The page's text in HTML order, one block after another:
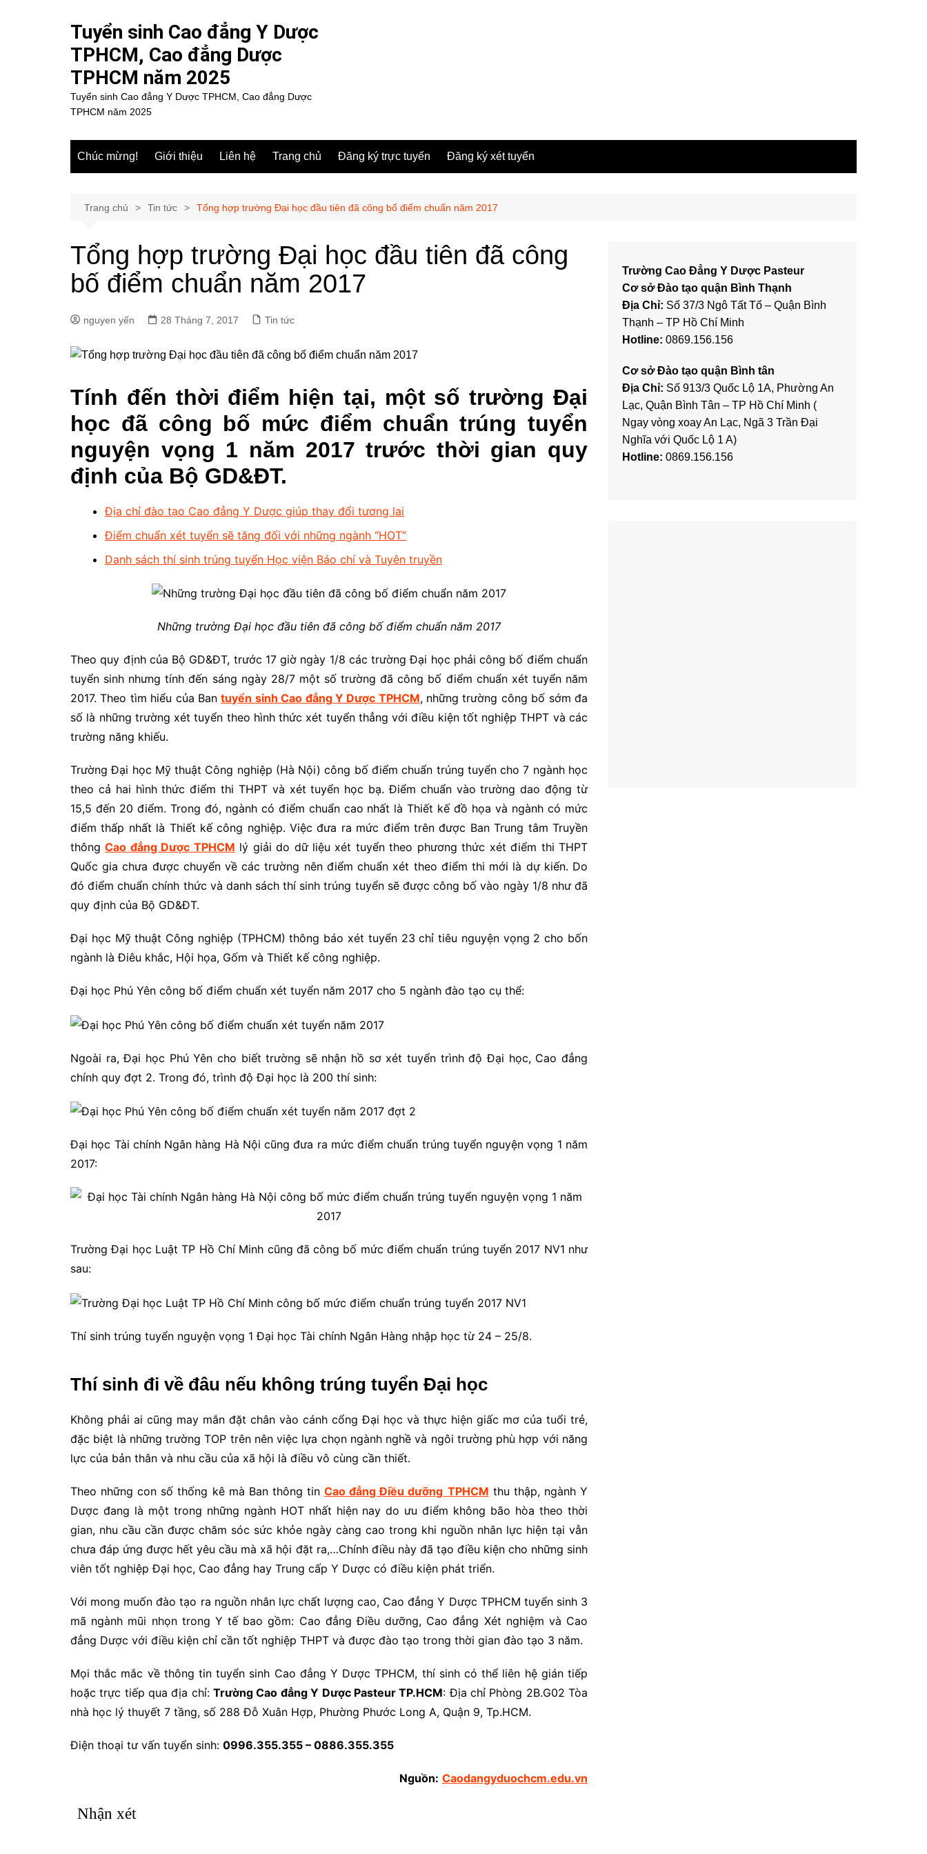
Tuyển sinh Cao đẳng Y Dược
TPHCM, Cao đẳng Dược
TPHCM năm 2025
Tuyển sinh Cao đẳng Y Dược TPHCM, Cao đẳng Dược
TPHCM năm 2025
Chúc mừng! Giới thiệu Liên hệ Trang chủ Đăng ký trực tuyến Đăng ký xét tuyển
Trang chủ Tin tức Tổng hợp trường Đại học đầu tiên đã công bố điểm chuẩn năm 2017
Tổng hợp trường Đại học đầu tiên đã công
bố điểm chuẩn năm 2017
nguyen yến 28 Tháng 7, 2017 Tin tức
Tính đến thời điểm hiện tại, một số trường Đại
học đã công bố mức điểm chuẩn trúng tuyển
nguyện vọng 1 năm 2017 trước thời gian quy
định của Bộ GD&ĐT.
Địa chỉ đào tạo Cao đẳng Y Dược giúp thay đổi tương lai
Điểm chuẩn xét tuyển sẽ tăng đối với những ngành “HOT”
Danh sách thí sinh trúng tuyển Học viện Báo chí và Tuyên truyền
Những trường Đại học đầu tiên đã công bố điểm chuẩn năm 2017
Theo quy định của Bộ GD&ĐT, trước 17 giờ ngày 1/8 các trường Đại học phải công bố điểm chuẩn
tuyển sinh nhưng tính đến sáng ngày 28/7 một số trường đã công bố điểm chuẩn xét tuyển năm
2017. Theo tìm hiểu của Bantuyển sinh Cao đẳng Y Dược TPHCM, những trường công bố sớm đa
số là những trường xét tuyển theo hình thức xét tuyển thẳng với điều kiện tốt nghiệp THPT và các
trường năng khiếu.
Trường Đại học Mỹ thuật Công nghiệp (Hà Nội) công bố điểm chuẩn trúng tuyển cho 7 ngành học
theo cả hai hình thức điểm thi THPT và xét tuyển học bạ. Điểm chuẩn vào trường dao động từ
15,5 đến 20 điểm. Trong đó, ngành có điểm chuẩn cao nhất là Thiết kế đồ họa và ngành có mức
điểm thấp nhất là Thiết kế công nghiệp. Việc đưa ra mức điểm trên được Ban Trung tâm Truyền
thôngCao đẳng Dược TPHCM lý giải do dữ liệu xét tuyển theo phương thức xét điểm thi THPT
Quốc gia chưa được chuyển về các trường nên điểm chuẩn xét theo điểm thi mới là dự kiến. Do
đó điểm chuẩn chính thức và danh sách thí sinh trúng tuyển sẽ được công bố vào ngày 1/8 như đã
quy định của Bộ GD&ĐT.
Đại học Mỹ thuật Công nghiệp (TPHCM) thông báo xét tuyển 23 chỉ tiêu nguyện vọng 2 cho bốn
ngành là Điêu khắc, Hội họa, Gốm và Thiết kế công nghiệp.
Đại học Phú Yên công bố điểm chuẩn xét tuyển năm 2017 cho 5 ngành đào tạo cụ thể:
Ngoài ra, Đại học Phú Yên cho biết trường sẽ nhận hồ sơ xét tuyển trình độ Đại học, Cao đẳng
chính quy đợt 2. Trong đó, trình độ Đại học là 200 thí sinh:
Đại học Tài chính Ngân hàng Hà Nội cũng đưa ra mức điểm chuẩn trúng tuyển nguyện vọng 1 năm
2017:
Trường Đại học Luật TP Hồ Chí Minh cũng đã công bố mức điểm chuẩn trúng tuyển 2017 NV1 như
sau:
Thí sinh trúng tuyển nguyện vọng 1 Đại học Tài chính Ngân Hàng nhập học từ 24 – 25/8.
Thí sinh đi về đâu nếu không trúng tuyển Đại học
Không phải ai cũng may mắn đặt chân vào cánh cổng Đại học và thực hiện giấc mơ của tuổi trẻ,
đặc biệt là những trường TOP trên nên việc lựa chọn ngành nghề và ngôi trường phù hợp với năng
lực của bản thân và nhu cầu của xã hội là điều vô cùng cần thiết.
Theo những con số thống kê mà Ban thông tinCao đẳng Điều dưỡng TPHCM thu thập, ngành Y
Dược đang là một trong những ngành HOT nhất hiện nay do ưu điểm không bão hòa theo thời
gian, nhu cầu cần được chăm sóc sức khỏe ngày càng cao trong khi nguồn nhân lực hiện tại vẫn
chưa đáp ứng được hết yêu cầu mà xã hội đặt ra,…Chính điều này đã tạo điều kiện cho những sinh
viên tốt nghiệp Đại học, Cao đẳng hay Trung cấp Y Dược có điều kiện phát triển.
Với mong muốn đào tạo ra nguồn nhân lực chất lượng cao, Cao đẳng Y Dược TPHCM tuyển sinh 3
mã ngành mũi nhọn trong Y tế bao gồm: Cao đẳng Điều dưỡng, Cao đẳng Xét nghiệm và Cao
đẳng Dược với điều kiện chỉ cần tốt nghiệp THPT và được đào tạo trong thời gian đào tạo 3 năm.
Mọi thắc mắc về thông tin tuyển sinh Cao đẳng Y Dược TPHCM, thí sinh có thể liên hệ gián tiếp
hoặc trực tiếp qua địa chỉ:Trường Cao đẳng Y Dược Pasteur TP.HCM: Địa chỉ Phòng 2B.G02 Tòa
nhà học lý thuyết 7 tầng, số 288 Đỗ Xuân Hợp, Phường Phước Long A, Quận 9, Tp.HCM.
Điện thoại tư vấn tuyển sinh: 0996.355.355 – 0886.355.355
Nguồn: Caodangyduochcm.edu.vn
Nhận xét
Trường Cao Đẳng Y Dược Pasteur
Cơ sở Đào tạo quận Bình Thạnh
Địa Chỉ: Số 37/3 Ngô Tất Tố – Quận Bình
Thạnh – TP Hồ Chí Minh
Hotline: 0869.156.156
Cơ sở Đào tạo quận Bình tân
Địa Chỉ: Số 913/3 Quốc Lộ 1A, Phường An
Lạc, Quận Bình Tân – TP Hồ Chí Minh (
Ngay vòng xoay An Lạc, Ngã 3 Trần Đại
Nghĩa với Quốc Lộ 1 A)
Hotline: 0869.156.156